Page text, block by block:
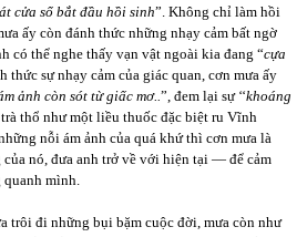
cửa sổ bắt đầu hồi sinh”. Không chỉ làm hồi
ấy còn đánh thức những nhạy cảm bất ngờ
có thể nghe thấy vạn vật ngoài kia đang “cựa
thức sự nhạy cảm của giác quan, cơn mưa ấy
ảnh còn sót từ giấc mơ..”, đem lại sự ‘‘khoáng
trà thổ như một liều thuốc đặc biệt ru Vĩnh
nỗi ám ảnh của quá khứ thì cơn mưa là
của nó, đưa anh trở về với hiện tại ― để cảm
quanh mình.
trôi đi những bụi bặm cuộc đời, mưa còn như